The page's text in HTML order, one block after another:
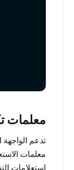
معلمات
معلمات
استعلامات